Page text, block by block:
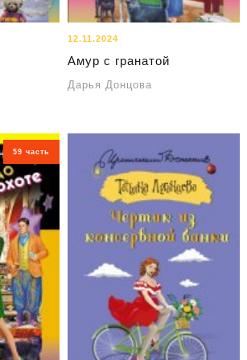
12.11.2024
Амур с гранатой
Дарья Донцова
59 часть